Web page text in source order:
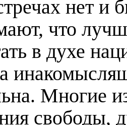
нет и
что
в духе
Многие
свободы,